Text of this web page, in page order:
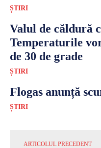
ȘTIRI
Valul de căldură
Temperaturile
de 30 de grade
ȘTIRI
Flogas anunță
ȘTIRI
ARTICOLUL PRECEDENT